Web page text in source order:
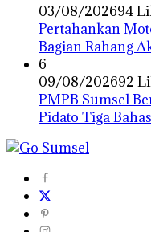
03/08/202694
Pertahankan
Bagian Rahang
6
09/08/202692
PMPB Sumsel
Pidato Tiga